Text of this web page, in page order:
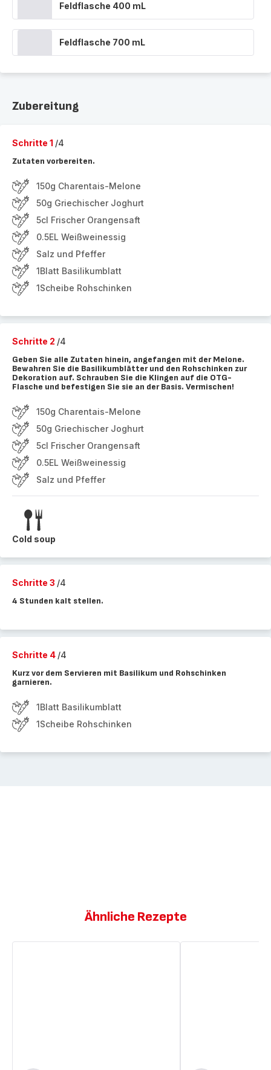
Feldflasche 400 mL
Feldflasche 700 mL
Zubereitung
Schritte 1 /4
Zutaten vorbereiten.
150g Charentais-Melone
50g Griechischer Joghurt
5cl Frischer Orangensaft
0.5EL Weißweinessig
Salz und Pfeffer
1Blatt Basilikumblatt
1Scheibe Rohschinken
Schritte 2 /4
Geben Sie alle Zutaten hinein, angefangen mit der Melone.
Bewahren Sie die Basilikumblätter und den Rohschinken zur
Dekoration auf. Schrauben Sie die Klingen auf die OTG-
Flasche und befestigen Sie sie an der Basis. Vermischen!
150g Charentais-Melone
50g Griechischer Joghurt
5cl Frischer Orangensaft
0.5EL Weißweinessig
Salz und Pfeffer
Cold soup
Schritte 3 /4
4 Stunden kalt stellen.
Schritte 4 /4
Kurz vor dem Servieren mit Basilikum und Rohschinken
garnieren.
1Blatt Basilikumblatt
1Scheibe Rohschinken
Ähnliche Rezepte